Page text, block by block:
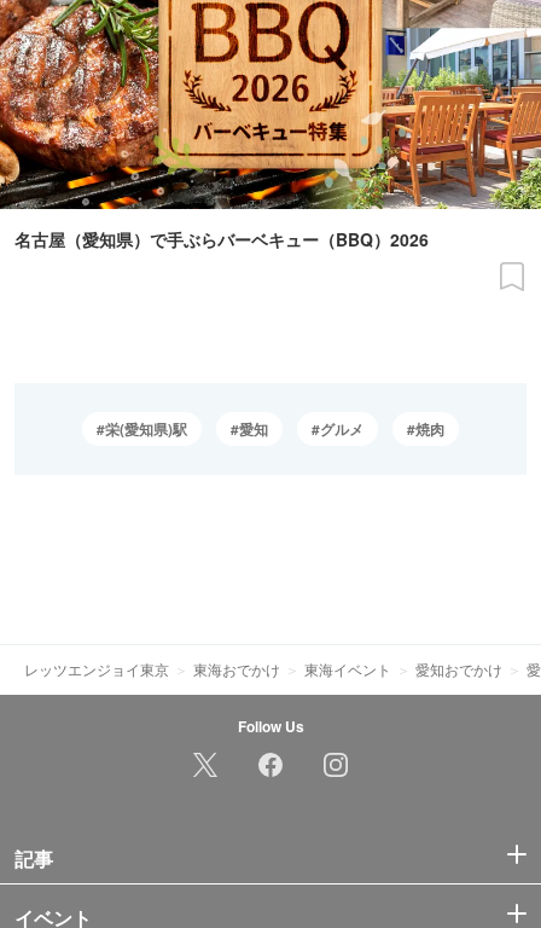
名古屋（愛知県）で手ぶらバーベキュー（BBQ）2026
栄(愛知県)駅 愛知 グルメ 焼肉
レッツエンジョイ東京 東海おでかけ 東海イベント 愛知おでかけ
Follow Us
記事
イベント